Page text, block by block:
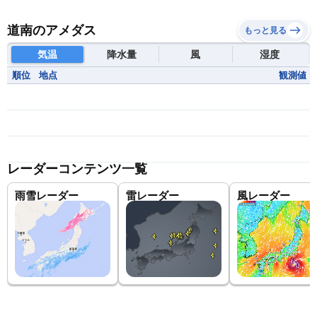
道南のアメダス もっと見る
気温 降水量 風 湿度
順位 地点 観測値
レーダーコンテンツ一覧
雨雪レーダー 雷レーダー 風レーダー